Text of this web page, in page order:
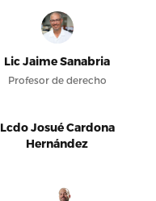
Lic Jaime Sanabria
Profesor de derecho
Lcdo Josué Cardona
Hernández